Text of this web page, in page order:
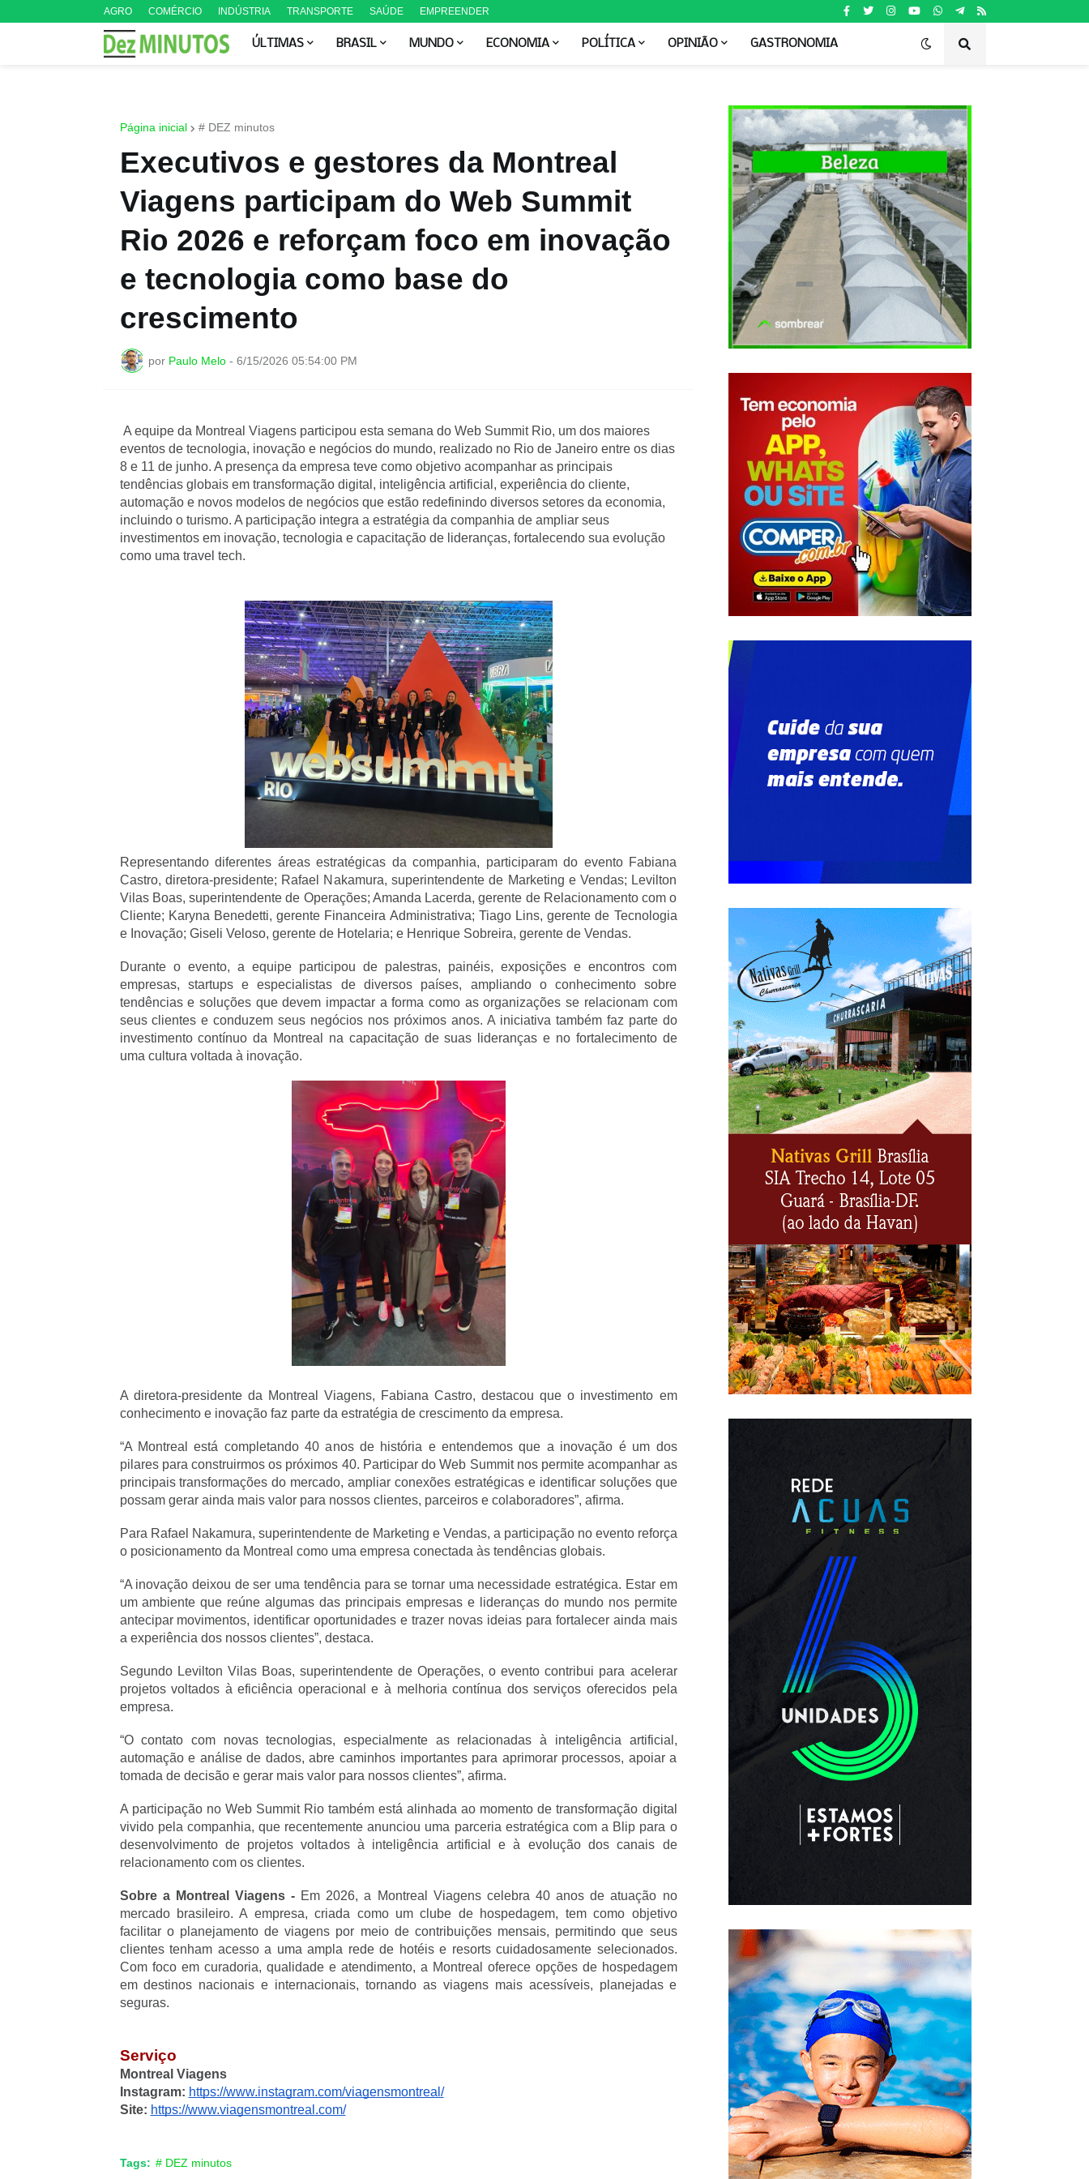
AGRO COMÉRCIO INDÚSTRIA TRANSPORTE SAÚDE EMPREENDER
ÚLTIMAS BRASIL MUNDO ECONOMIA POLÍTICA OPINIÃO GASTRONOMIA
Página inicial # DEZ minutos
Executivos e gestores da Montreal
Viagens participam do Web Summit
Rio 2026 e reforçam foco em inovação
e tecnologia como base do
crescimento
por Paulo Melo - 6/15/2026 05:54:00 PM
A equipe da Montreal Viagens participou esta semana do Web Summit Rio, um dos maiores
eventos de tecnologia, inovação e negócios do mundo, realizado no Rio de Janeiro entre os dias
8 e 11 de junho. A presença da empresa teve como objetivo acompanhar as principais
tendências globais em transformação digital, inteligência artificial, experiência do cliente,
automação e novos modelos de negócios que estão redefinindo diversos setores da economia,
incluindo o turismo. A participação integra a estratégia da companhia de ampliar seus
investimentos em inovação, tecnologia e capacitação de lideranças, fortalecendo sua evolução
como uma travel tech.
Representando diferentes áreas estratégicas da companhia, participaram do evento Fabiana
Castro, diretora-presidente; Rafael Nakamura, superintendente de Marketing e Vendas; Levilton
Vilas Boas, superintendente de Operações; Amanda Lacerda, gerente de Relacionamento com o
Cliente; Karyna Benedetti, gerente Financeira Administrativa; Tiago Lins, gerente de Tecnologia
e Inovação; Giseli Veloso, gerente de Hotelaria; e Henrique Sobreira, gerente de Vendas.
Durante o evento, a equipe participou de palestras, painéis, exposições e encontros com
empresas, startups e especialistas de diversos países, ampliando o conhecimento sobre
tendências e soluções que devem impactar a forma como as organizações se relacionam com
seus clientes e conduzem seus negócios nos próximos anos. A iniciativa também faz parte do
investimento contínuo da Montreal na capacitação de suas lideranças e no fortalecimento de
uma cultura voltada à inovação.
A diretora-presidente da Montreal Viagens, Fabiana Castro, destacou que o investimento em
conhecimento e inovação faz parte da estratégia de crescimento da empresa.
“A Montreal está completando 40 anos de história e entendemos que a inovação é um dos
pilares para construirmos os próximos 40. Participar do Web Summit nos permite acompanhar as
principais transformações do mercado, ampliar conexões estratégicas e identificar soluções que
possam gerar ainda mais valor para nossos clientes, parceiros e colaboradores”, afirma.
Para Rafael Nakamura, superintendente de Marketing e Vendas, a participação no evento reforça
o posicionamento da Montreal como uma empresa conectada às tendências globais.
“A inovação deixou de ser uma tendência para se tornar uma necessidade estratégica. Estar em
um ambiente que reúne algumas das principais empresas e lideranças do mundo nos permite
antecipar movimentos, identificar oportunidades e trazer novas ideias para fortalecer ainda mais
a experiência dos nossos clientes”, destaca.
Segundo Levilton Vilas Boas, superintendente de Operações, o evento contribui para acelerar
projetos voltados à eficiência operacional e à melhoria contínua dos serviços oferecidos pela
empresa.
“O contato com novas tecnologias, especialmente as relacionadas à inteligência artificial,
automação e análise de dados, abre caminhos importantes para aprimorar processos, apoiar a
tomada de decisão e gerar mais valor para nossos clientes”, afirma.
A participação no Web Summit Rio também está alinhada ao momento de transformação digital
vivido pela companhia, que recentemente anunciou uma parceria estratégica com a Blip para o
desenvolvimento de projetos voltados à inteligência artificial e à evolução dos canais de
relacionamento com os clientes.
Sobre a Montreal Viagens - Em 2026, a Montreal Viagens celebra 40 anos de atuação no
mercado brasileiro. A empresa, criada como um clube de hospedagem, tem como objetivo
facilitar o planejamento de viagens por meio de contribuições mensais, permitindo que seus
clientes tenham acesso a uma ampla rede de hotéis e resorts cuidadosamente selecionados.
Com foco em curadoria, qualidade e atendimento, a Montreal oferece opções de hospedagem
em destinos nacionais e internacionais, tornando as viagens mais acessíveis, planejadas e
seguras.
Serviço
Montreal Viagens
Instagram: https://www.instagram.com/viagensmontreal/
Site: https://www.viagensmontreal.com/
Tags: # DEZ minutos